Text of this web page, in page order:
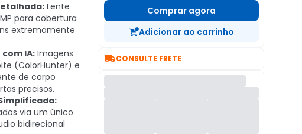
Lente
para cobertura
extremamente
IA: Imagens
(ColorHunter) e
de corpo
precisos.
via um único
bidirecional
Comprar agora
Adicionar ao carrinho
CONSULTE FRETE